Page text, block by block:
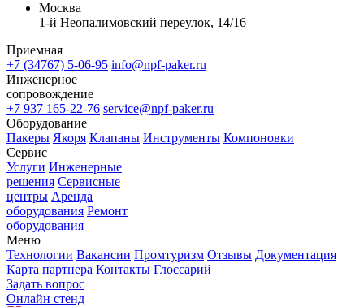
Москва
1-й Неопалимовский переулок, 14/16
Приемная
+7 (34767) 5-06-95 info@npf-paker.ru
Инженерное
сопровождение
+7 937 165-22-76 service@npf-paker.ru
Оборудование
Пакеры Якоря Клапаны Инструменты Компоновки
Сервис
Услуги Инженерные
решения Сервисные
центры Аренда
оборудования Ремонт
оборудования
Меню
Технологии Вакансии Промтуризм Отзывы Документация
Карта партнера Контакты Глоссарий
Задать вопрос
Онлайн стенд